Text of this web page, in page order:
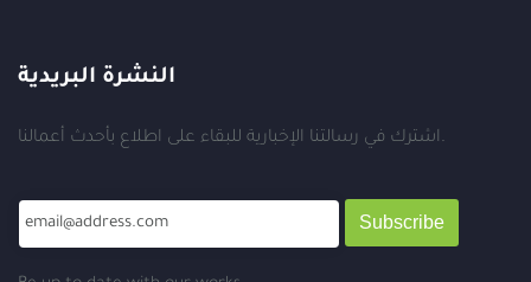
النشرة البريدية
اشترك في رسالتنا الإخبارية للبقاء على اطلاع بأحدث أعمالنا.
Subscribe